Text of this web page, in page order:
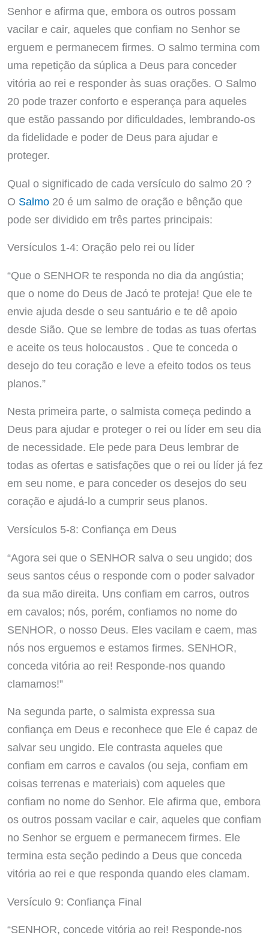
Senhor e afirma que, embora os outros possam
vacilar e cair, aqueles que confiam no Senhor se
erguem e permanecem firmes. O salmo termina com
uma repetição da súplica a Deus para conceder
vitória ao rei e responder às suas orações. O Salmo
20 pode trazer conforto e esperança para aqueles
que estão passando por dificuldades, lembrando-os
da fidelidade e poder de Deus para ajudar e
proteger.
Qual o significado de cada versículo do salmo 20 ?
O Salmo20 é um salmo de oração e bênção que
pode ser dividido em três partes principais:
Versículos 1-4: Oração pelo rei ou líder
“Que o SENHOR te responda no dia da angústia;
que o nome do Deus de Jacó te proteja! Que ele te
envie ajuda desde o seu santuário e te dê apoio
desde Sião. Que se lembre de todas as tuas ofertas
e aceite os teus holocaustos . Que te conceda o
desejo do teu coração e leve a efeito todos os teus
planos.”
Nesta primeira parte, o salmista começa pedindo a
Deus para ajudar e proteger o rei ou líder em seu dia
de necessidade. Ele pede para Deus lembrar de
todas as ofertas e satisfações que o rei ou líder já fez
em seu nome, e para conceder os desejos do seu
coração e ajudá-lo a cumprir seus planos.
Versículos 5-8: Confiança em Deus
“Agora sei que o SENHOR salva o seu ungido; dos
seus santos céus o responde com o poder salvador
da sua mão direita. Uns confiam em carros, outros
em cavalos; nós, porém, confiamos no nome do
SENHOR, o nosso Deus. Eles vacilam e caem, mas
nós nos erguemos e estamos firmes. SENHOR,
conceda vitória ao rei! Responde-nos quando
clamamos!”
Na segunda parte, o salmista expressa sua
confiança em Deus e reconhece que Ele é capaz de
salvar seu ungido. Ele contrasta aqueles que
confiam em carros e cavalos (ou seja, confiam em
coisas terrenas e materiais) com aqueles que
confiam no nome do Senhor. Ele afirma que, embora
os outros possam vacilar e cair, aqueles que confiam
no Senhor se erguem e permanecem firmes. Ele
termina esta seção pedindo a Deus que conceda
vitória ao rei e que responda quando eles clamam.
Versículo 9: Confiança Final
“SENHOR, concede vitória ao rei! Responde-nos